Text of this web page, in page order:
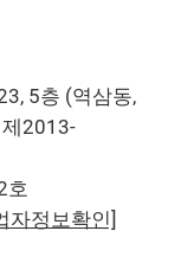
5층 (역삼동,
2013-
호
자정보확인]